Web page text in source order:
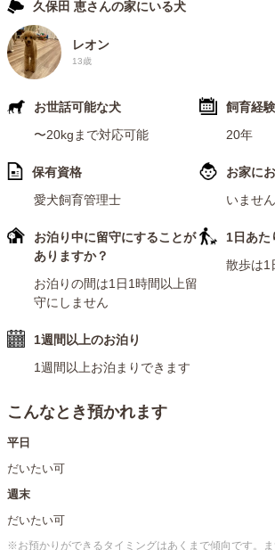
でもらったと感じていて、今度はわたし
にお手伝いできたらいいなとずっと想っ
な中でDogHuggyのことを知り、わたし
んたち、そして社会に貢献できることが
と思いました。また、「犬との共生・ど
ドッグホストになろうと思った理由です
21年
ポメラニアン、チワワ、ミニチュアダッ
ダックス、トイプードルの飼育経験があ
愛犬飼育管理士
トイプードル、ヨーキー、コーギー、M
〈先住犬について〉
レオン（トイプードル♂、去勢済、各種
犬も人も大好きという友好的な性格の子
り、と相手のペースに合わせることがで
久保田 恵さんの家にいる犬
レオン
13歳
お世話可能な犬
〜20kgまで対応可能
飼育経
20年
保有資格
愛犬飼育管理士
お家に
いません
お泊り中に留守にすることが
ありますか？
お泊りの間は1日1時間以上留
守にしません
1日あた
散歩は1
1週間以上のお泊り
1週間以上お泊まりできます
こんなとき預かれます
平日
だいたい可
週末
だいたい可
※お預かりができるタイミングはあくまで傾向です。